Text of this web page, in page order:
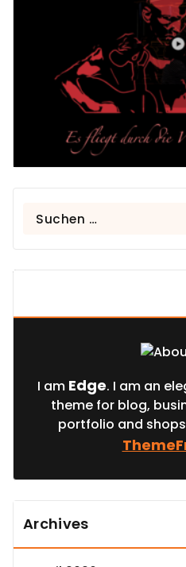
Suchen
I am Edge. I am an
theme for blog,
portfolio and
Archives